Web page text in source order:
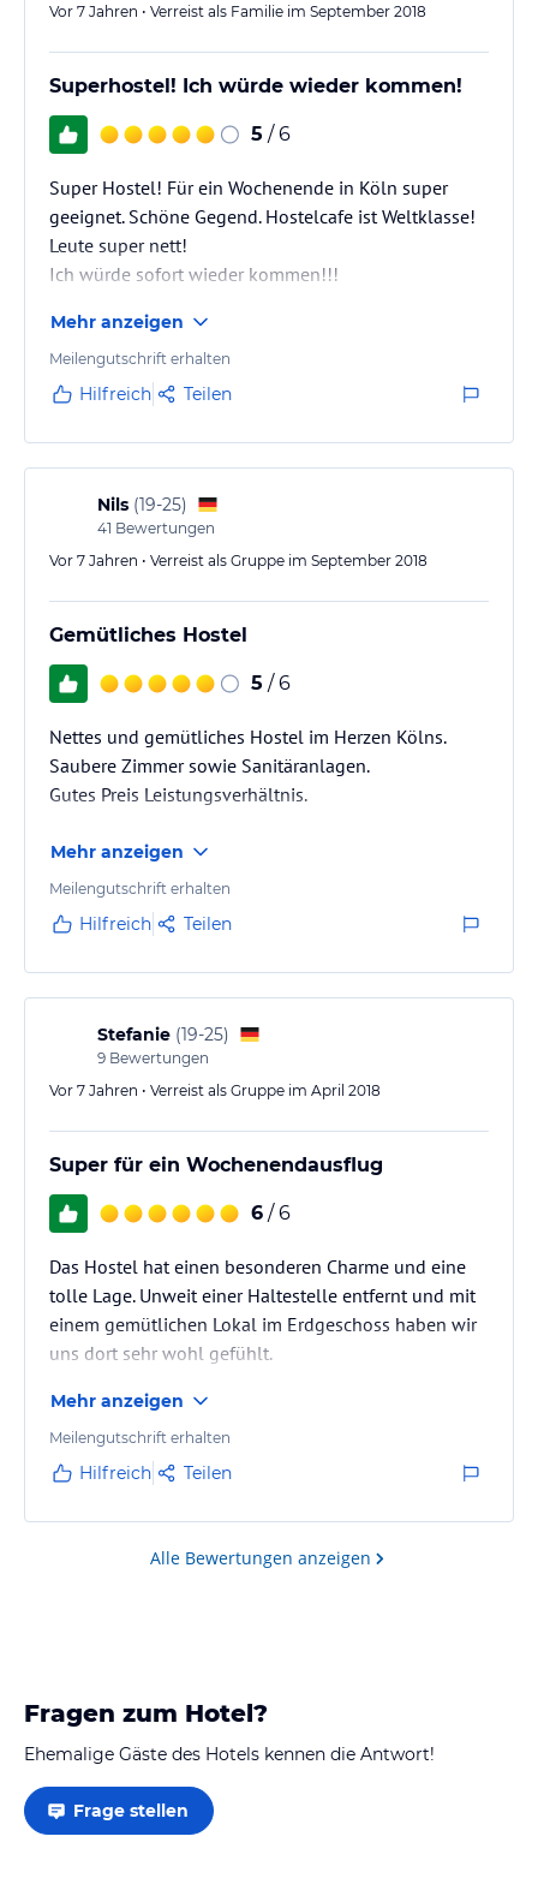
Vor 7 Jahren • Verreist als Familie im September 2018
Superhostel! Ich würde wieder kommen!
5 / 6
Super Hostel! Für ein Wochenende in Köln super
geeignet. Schöne Gegend. Hostelcafe ist Weltklasse!
Leute super nett!
Ich würde sofort wieder kommen!!!
Mehr anzeigen
Meilengutschrift erhalten
Hilfreich Teilen
Nils (19-25)
41 Bewertungen
Vor 7 Jahren • Verreist als Gruppe im September 2018
Gemütliches Hostel
5 / 6
Nettes und gemütliches Hostel im Herzen Kölns.
Saubere Zimmer sowie Sanitäranlagen.
Gutes Preis Leistungsverhältnis.
Mehr anzeigen
Meilengutschrift erhalten
Hilfreich Teilen
Stefanie (19-25)
9 Bewertungen
Vor 7 Jahren • Verreist als Gruppe im April 2018
Super für ein Wochenendausflug
6 / 6
Das Hostel hat einen besonderen Charme und eine
tolle Lage. Unweit einer Haltestelle entfernt und mit
einem gemütlichen Lokal im Erdgeschoss haben wir
uns dort sehr wohl gefühlt.
Mehr anzeigen
Meilengutschrift erhalten
Hilfreich Teilen
Alle Bewertungen anzeigen
Fragen zum Hotel?
Ehemalige Gäste des Hotels kennen die Antwort!
Frage stellen